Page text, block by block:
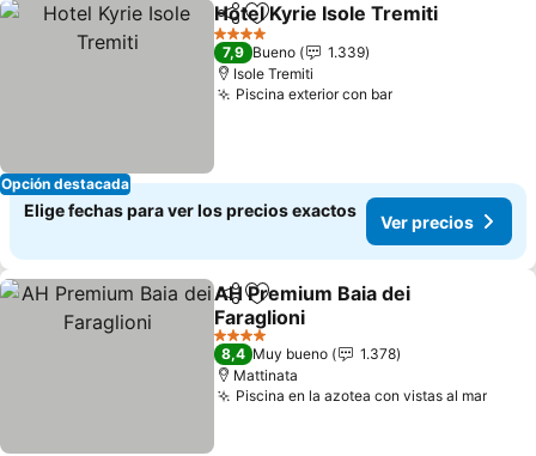
Opción destacada
CompartirAgregar a favoritos
Hotel Kyrie Isole Tremiti
4 Estrellas
7,9 Bueno
1.339
Isole Tremiti
Piscina exterior con bar
Elige fechas para ver los precios exactos
Ver precios
CompartirAgregar a favoritos
AH Premium Baia dei
Faraglioni
4 Estrellas
8,4 Muy bueno
1.378
Mattinata
Piscina en la azotea con vistas al mar